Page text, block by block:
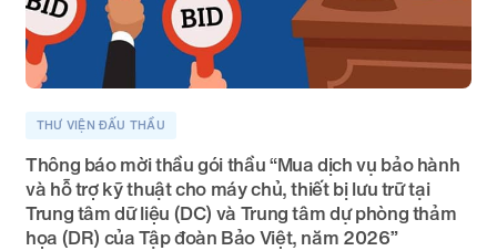
THƯ VIỆN ĐẤU THẦU
Thông báo mời thầu gói thầu “Mua dịch vụ bảo hành
và hỗ trợ kỹ thuật cho máy chủ, thiết bị lưu trữ tại
Trung tâm dữ liệu (DC) và Trung tâm dự phòng thảm
họa (DR) của Tập đoàn Bảo Việt, năm 2026”